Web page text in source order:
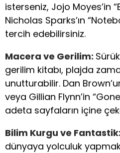
isterseniz, Jojo Moyes’in
Nicholas Sparks’ın
tercih edebilirsiniz.
Macera ve Gerilim:
gerilim kitabı, plajda
unutturabilir. Dan
veya Gillian Flynn’in
adeta sayfaların içine
Bilim Kurgu ve Fantastik:
dünyaya yolculuk